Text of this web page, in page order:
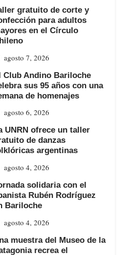
gratuito de corte y
para adultos
en el Círculo
agosto 7, 2026
Club Andino Bariloche
sus 95 años con una
de homenajes
agosto 6, 2026
UNRN ofrece un taller
de danzas
argentinas
agosto 4, 2026
solidaria con el
Rubén Rodríguez
Bariloche
agosto 4, 2026
muestra del Museo de la
recrea el